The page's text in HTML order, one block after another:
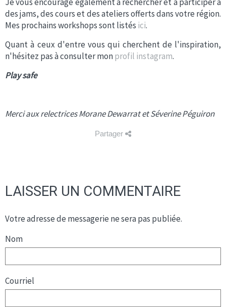
des jams, des cours et des ateliers offerts dans votre région.
Mes prochains workshops sont listés ici.
Quant à ceux d'entre vous qui cherchent de l'inspiration,
n'hésitez pas à consulter monprofil instagram.
Play safe
Merci aux relectrices Morane Dewarrat et Séverine Péguiron
Partager
LAISSER UN COMMENTAIRE
Votre adresse de messagerie ne sera pas publiée.
Nom
Courriel